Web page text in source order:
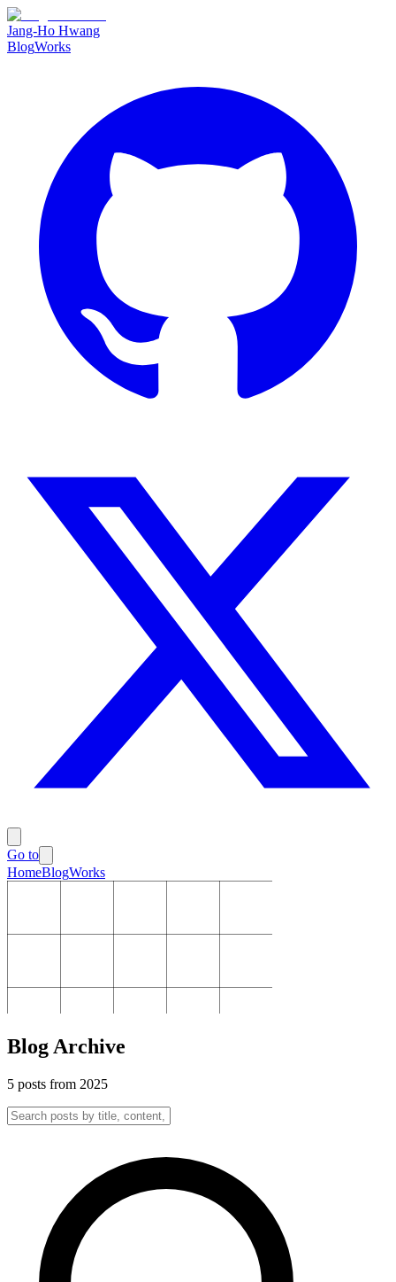
Jang-Ho Hwang
BlogWorks
Go to
HomeBlogWorks
Blog Archive
5 posts from 2025